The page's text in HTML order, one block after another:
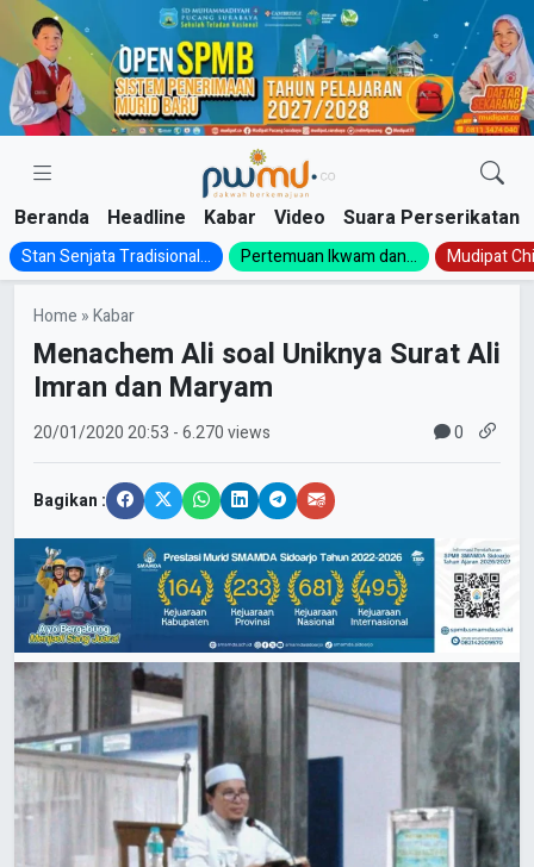
Skip
content
Beranda Headline Kabar Video Suara Perserikatan
Stan Senjata Tradisional... Pertemuan Ikwam dan... Mudipat
Home »Kabar
Menachem Ali soal Uniknya Surat Ali
Imran dan Maryam
20/01/202020:53 - 6.270 views 0
Bagikan :